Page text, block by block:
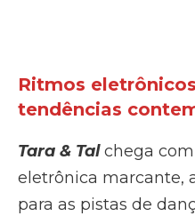
Ritmos
tendências
Tara & Talchega
eletrônica marcante,
para as pistas de